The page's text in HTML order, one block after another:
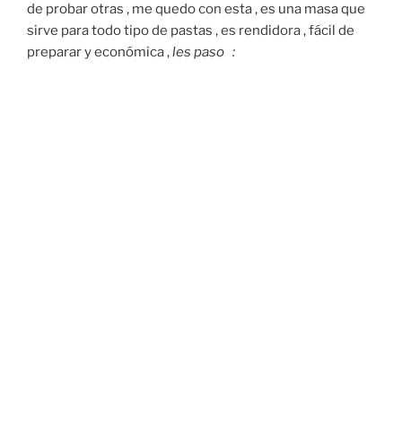
de probar otras , me quedo con esta , es una masa que
sirve para todo tipo de pastas , es rendidora , fácil de
preparar y económica ,les paso :